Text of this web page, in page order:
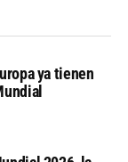
ya tienen